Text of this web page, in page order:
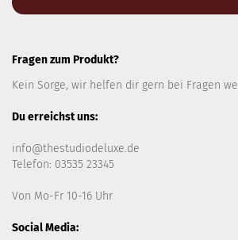
Fragen zum Produkt?
Kein Sorge, wir helfen dir gern bei Fragen
Du erreichst uns:
info@thestudiodeluxe.de
Telefon: 03535 23345
Von Mo-Fr 10-16 Uhr
Social Media: